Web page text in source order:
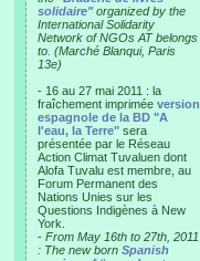
solidaire"organized by the
International Solidarity
Network of NGOs AT belongs
to. (Marché Blanqui, Paris
13e)
- 16 au 27 mai 2011 : la
fraîchement imprimée version
espagnole de la BD "A
l'eau, la Terre" sera
présentée par le Réseau
Action Climat Tuvaluen dont
Alofa Tuvalu est membre, au
Forum Permanent des
Nations Unies sur les
Questions Indigènes à New
York.
- From May 16th to 27th, 2011
: The new born Spanish